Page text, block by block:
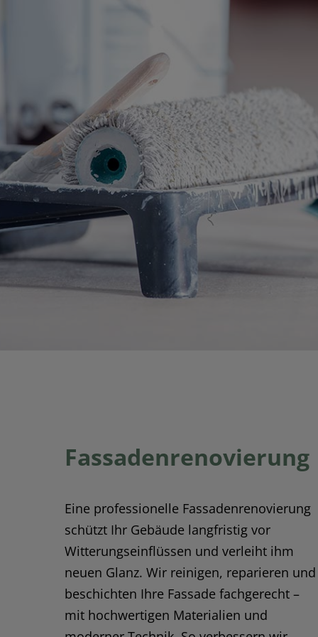
Fassadenrenovierung
Eine professionelle Fassadenrenovierung
schützt Ihr Gebäude langfristig vor
Witterungseinflüssen und verleiht ihm
neuen Glanz. Wir reinigen, reparieren und
beschichten Ihre Fassade fachgerecht –
mit hochwertigen Materialien und